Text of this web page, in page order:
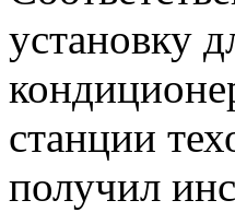
установку
станции
получил